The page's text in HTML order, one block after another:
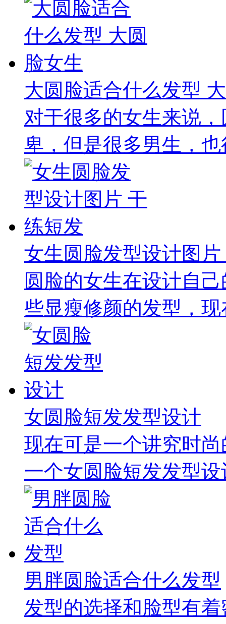
大圆脸适合什么发型
对于很多的女生来说
卑，但是很多男生，
女生圆脸发型设计图
圆脸的女生在设计自
些显瘦修颜的发型，
女圆脸短发发型设计
现在可是一个讲究时
一个女圆脸短发发型
男胖圆脸适合什么发型
发型的选择和脸型有